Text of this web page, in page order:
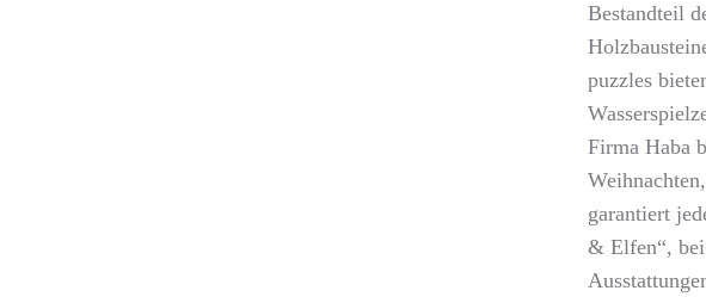
Bestandteil
puzzles
Firma Haba
garantiert
& Elfen“, bei